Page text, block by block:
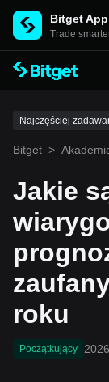
Bitget App
Trade
Najczęściej
Bitget >
Jakie
roku
Początkujący